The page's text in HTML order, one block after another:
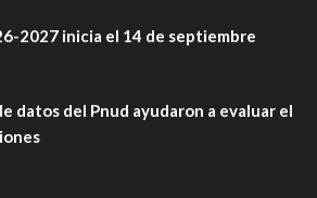
2027 inicia el 14 de septiembre
datos del Pnud ayudaron a evaluar el